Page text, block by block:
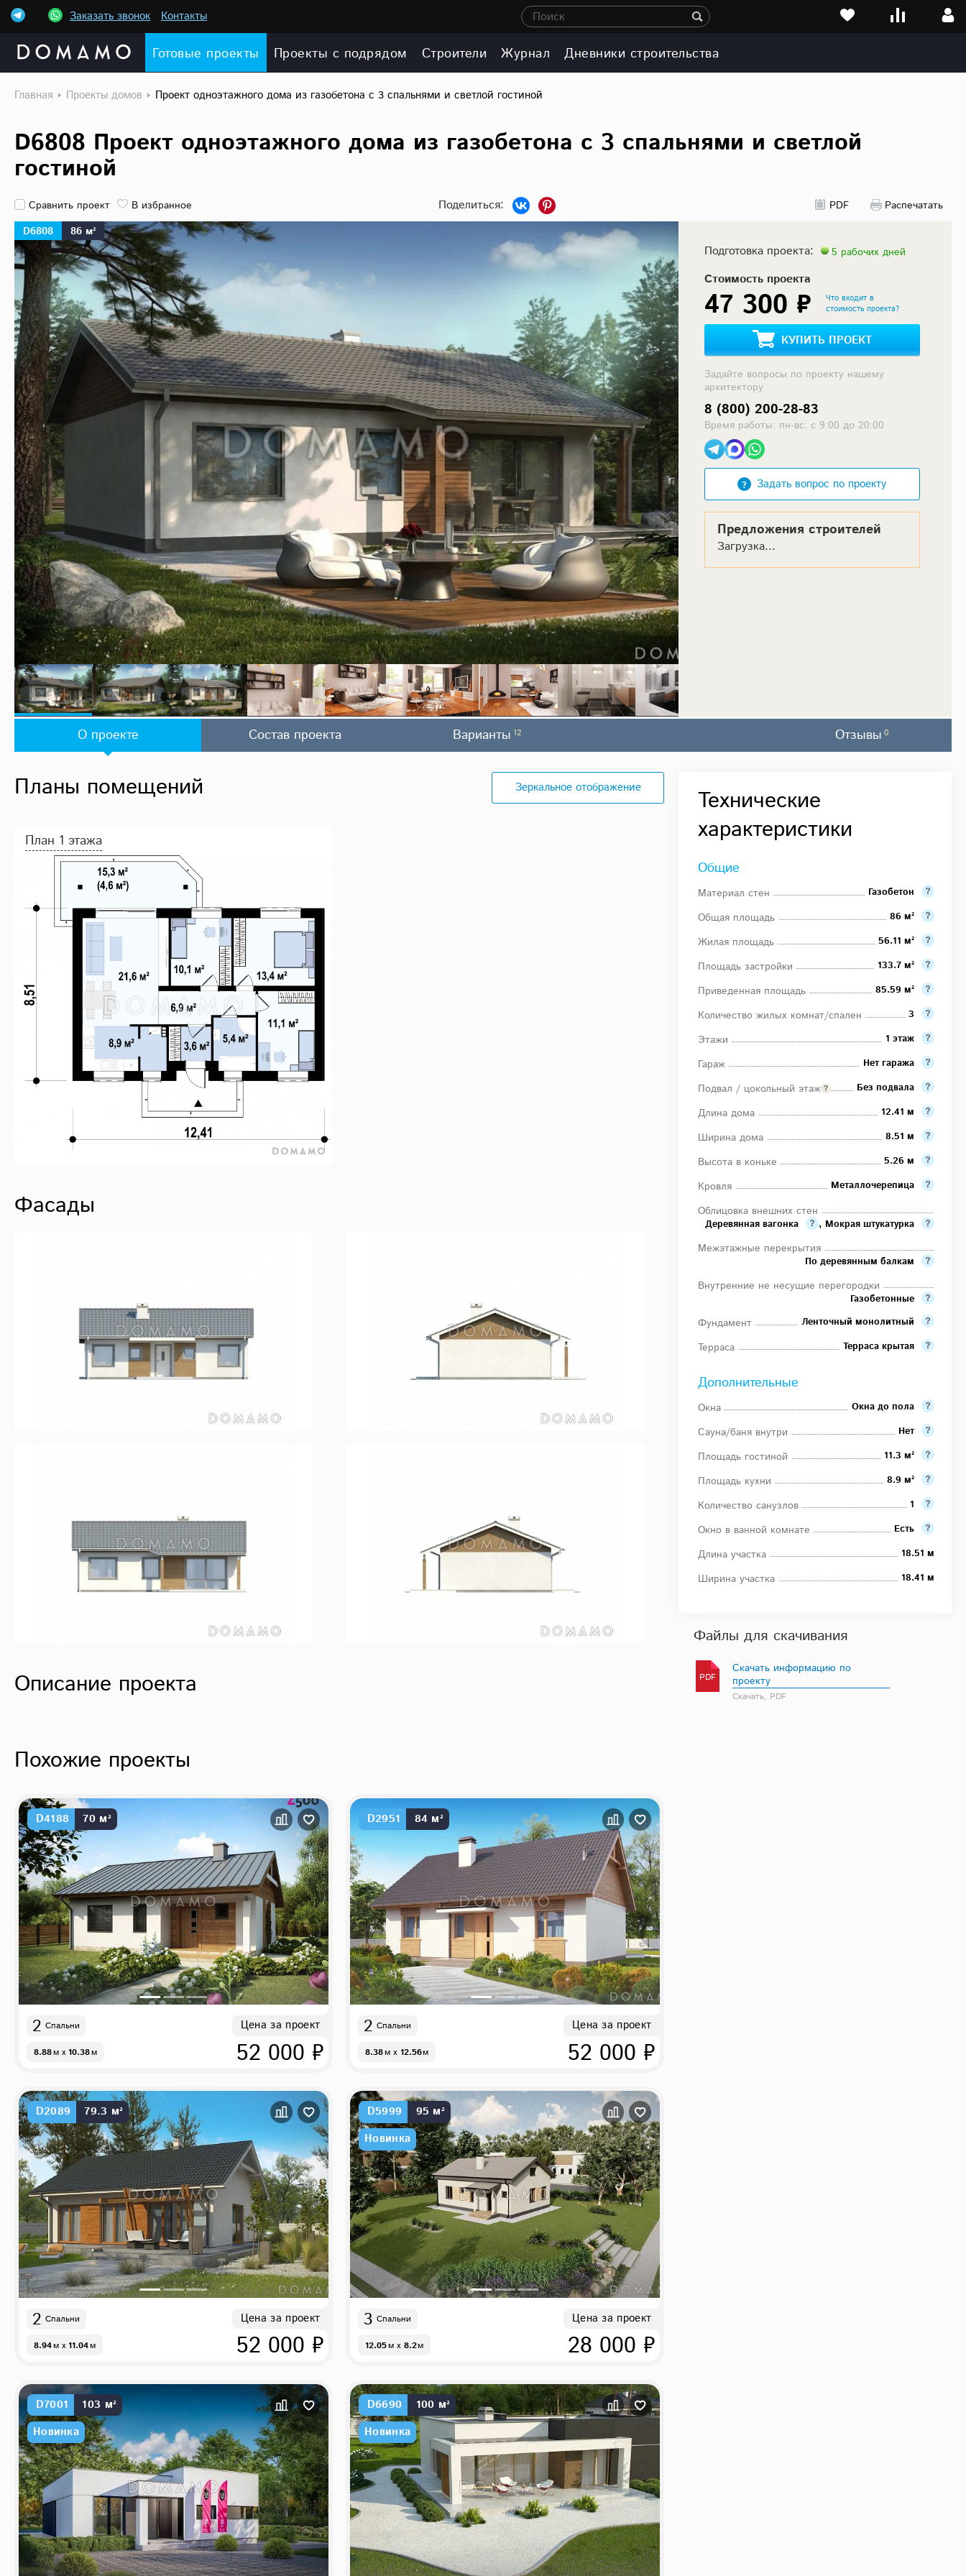
Заказать звонок Контакты Поиск
Готовые проекты Проекты с подрядом Строители Журнал Дневники строительства
Главная Проекты домов Проект одноэтажного дома из газобетона с 3 спальнями и светлой гостиной
D6808 Проект одноэтажного дома из газобетона с 3 спальнями и светлой
гостиной
Сравнить проект В избранное PDF
Распечатать
D6808
86 м²
Подготовка проекта: 5 рабочих дней
Стоимость проекта
47 300 ₽
Что входит в
стоимость проекта?
КУПИТЬ ПРОЕКТ
Задайте вопросы по проекту нашему
архитектору
8 (800) 200-28-83
Время работы: пн-вс: с 9:00 до 20:00
Задать вопрос по проекту
Предложения строителей
Загрузка...
О проекте Состав проекта Варианты 12 Отзывы 0
Технические
характеристики
Общие
Материал стен Газобетон
Общая площадь 86 м²
Жилая площадь 56.11 м²
Площадь застройки 133.7 м²
Приведенная площадь 85.59 м²
Количество жилых комнат/спален 3
Этажи 1 этаж
Гараж Нет гаража
Подвал / цокольный этаж Без подвала
Длина дома 12.41 м
Ширина дома 8.51 м
Высота в коньке 5.26 м
Кровля Металлочерепица
Облицовка внешних стен
Деревянная вагонка , Мокрая штукатурка
Межэтажные перекрытия
По деревянным балкам
Внутренние не несущие перегородки
Газобетонные
Фундамент Ленточный монолитный
Терраса Терраса крытая
Дополнительные
Окна Окна до пола
Сауна/баня внутри Нет
Площадь гостиной 11.3 м²
Площадь кухни 8.9 м²
Количество санузлов 1
Окно в ванной комнате Есть
Длина участка 18.51 м
Ширина участка 18.41 м
Файлы для скачивания
PDF
Скачать информацию по
проекту
Скачать, PDF
Планы помещений Зеркальное отображение
План 1 этажа
Фасады
Описание проекта
Похожие проекты
D4188 70 м²
2 Спальни
8.88м x 10.38м
Цена за проект
52 000 ₽
D2951 84 м²
2 Спальни
8.38м x 12.56м
Цена за проект
52 000 ₽
D2089 79.3 м²
2 Спальни
8.94м x 11.04м
Цена за проект
52 000 ₽
D5999
95 м²
Новинка
3 Спальни
12.05м x 8.2м
Цена за проект
28 000 ₽
D7001
103 м²
Новинка
D6690
100 м²
Новинка